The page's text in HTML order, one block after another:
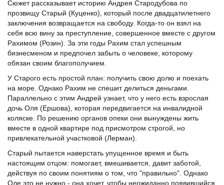
Сюжет рассказывает историю Андрея Стародубова по
прозвищу Старый (Куценко), который после двадцатилетнего
заключения возвращается на свободу. Когда-то он взял на
себя всю вину за преступление, совершенное вместе с другом
Рахимом (Розин). За эти годы Рахим стал успешным
бизнесменом и предпочел забыть о человеке, которому
обязан своим благополучием.
У Старого есть простой план: получить свою долю и поехать
на море. Однако Рахим не спешит делиться деньгами.
Параллельно с этим Андрей узнает, что у него есть взрослая
дочь Оля (Ершова), которая передвигается на инвалидной
коляске. По решению органов опеки они вынуждены жить
вместе в одной квартире под присмотром строгой, но
привлекательной участковой (Лерман).
Старый пытается наверстать упущенное время и быть
настоящим отцом: помогает, вмешивается, давит заботой,
действуя по своим понятиям о том, что "правильно". Однако
Оле это не нужно - она хочет, чтобы неожиданно появившийся